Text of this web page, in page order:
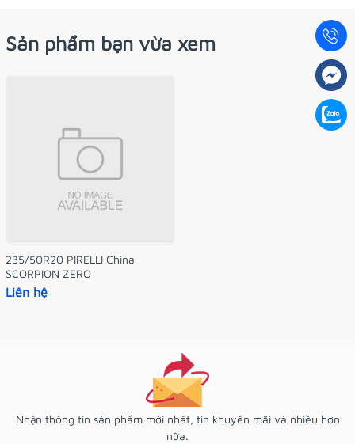
Sản phẩm bạn vừa xem
235/50R20 PIRELLI China
SCORPION ZERO
Liên hệ
Nhận thông tin sản phẩm mới nhất, tin khuyến mãi và nhiều hơn
nữa.